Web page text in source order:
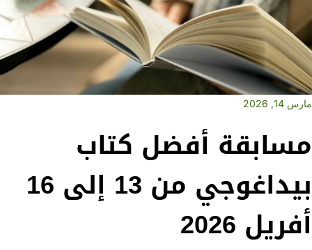
مارس 14, 2026
مسابقة أفضل كتاب
بيداغوجي من 13 إلى 16
أفريل 2026